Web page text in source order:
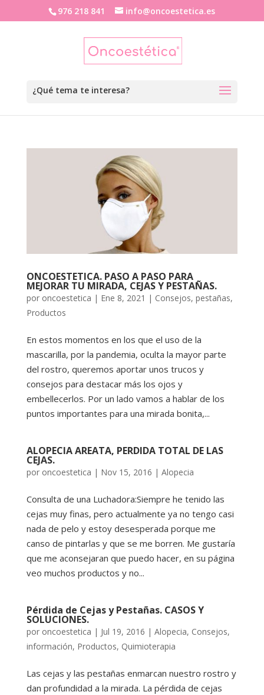
976 218 841 info@oncoestetica.es
ONCOESTETICA. PASO A PASO PARA
MEJORAR TU MIRADA, CEJAS Y PESTAÑAS.
por oncoestetica | Ene 8, 2021 | Consejos, pestañas,
Productos
En estos momentos en los que el uso de la
mascarilla, por la pandemia, oculta la mayor parte
del rostro, queremos aportar unos trucos y
consejos para destacar más los ojos y
embellecerlos. Por un lado vamos a hablar de los
puntos importantes para una mirada bonita,...
ALOPECIA AREATA, PERDIDA TOTAL DE LAS
CEJAS.
por oncoestetica | Nov 15, 2016 | Alopecia
Consulta de una Luchadora:Siempre he tenido las
cejas muy finas, pero actualmente ya no tengo casi
nada de pelo y estoy desesperada porque me
canso de pintarlas y que se me borren. Me gustaría
que me aconsejaran que puedo hacer, en su página
veo muchos productos y no...
Pérdida de Cejas y Pestañas. CASOS Y
SOLUCIONES.
por oncoestetica | Jul 19, 2016 | Alopecia, Consejos,
información, Productos, Quimioterapia
Las cejas y las pestañas enmarcan nuestro rostro y
dan profundidad a la mirada. La pérdida de cejas